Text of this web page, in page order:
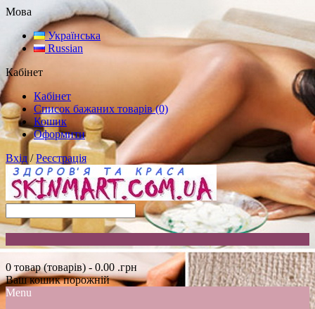
Мова
Українська
Russian
Кабінет
Кабінет
Список бажаних товарів (0)
Кошик
Оформити
Вхід /Реєстрація
0 товар (товарів) - 0.00 .грн
Ваш кошик порожній
Menu